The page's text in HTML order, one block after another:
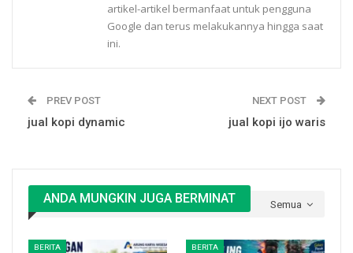
artikel-artikel bermanfaat untuk pengguna
Google dan terus melakukannya hingga saat
ini.
PREV POST
jual kopi dynamic
NEXT POST
jual kopi ijo waris
Semua
ANDA MUNGKIN JUGA BERMINAT
BERITA BERITA